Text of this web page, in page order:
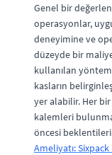
Genel bir
operasyonlar,
deneyimine ve
düzeyde bir
kullanılan
kasların
yer alabilir. Her
kalemleri
öncesi
Ameliyatı: